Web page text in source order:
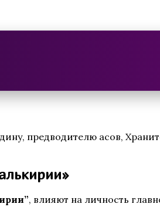
предводителю асов,
, влияют на личность